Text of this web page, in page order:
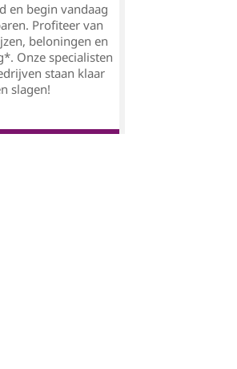
en begin vandaag
Profiteer van
beloningen en
Onze specialisten
staan klaar
slagen!